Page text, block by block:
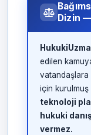
Dizin —
edilen
vatandaşlara
için kurulmuş
teknoloji
hukuki
vermez.